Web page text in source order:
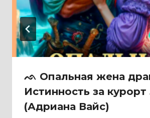
ᨒ Опальная жена
Истинность за
(Адриана Вайс)